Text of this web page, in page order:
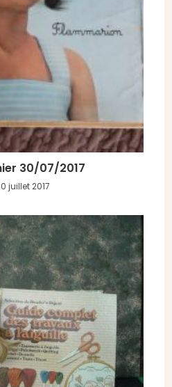
30/07/2017
juillet 2017